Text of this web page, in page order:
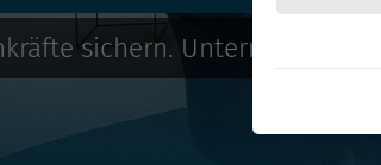
sichern. Unternehmen